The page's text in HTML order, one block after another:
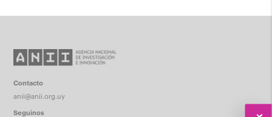
Contacto
anii@anii.org.uy
Seguinos